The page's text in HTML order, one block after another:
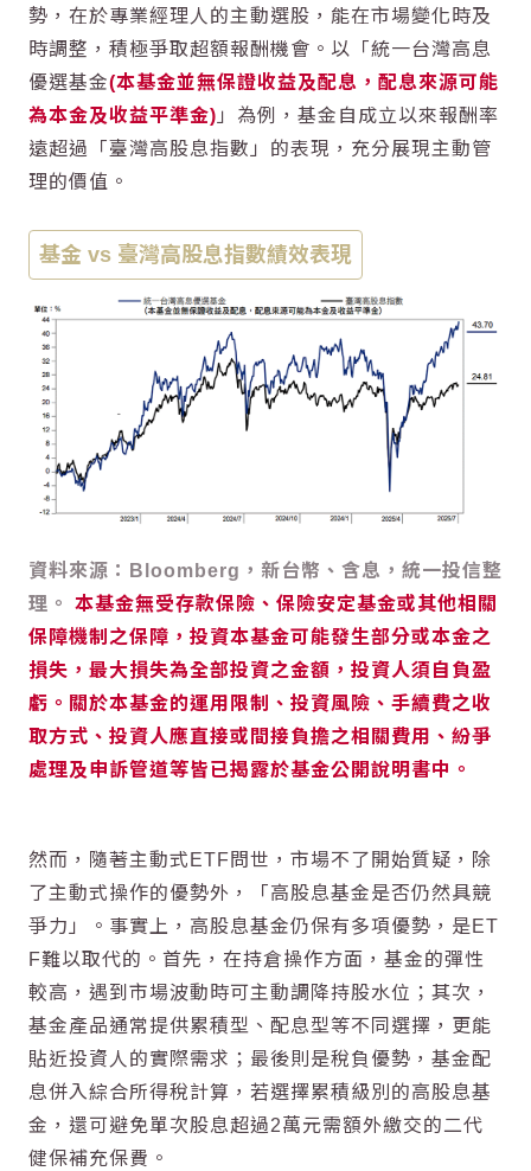
勢，在於專業經理人的主動選股，能在市場變化時及
時調整，積極爭取超額報酬機會。以「統一台灣高息
優選基金(本基金並無保證收益及配息，配息來源可能
為本金及收益平準金) 」為例，基金自成立以來報酬率
遠超過「臺灣高股息指數」的表現，充分展現主動管
理的價值。
基金 vs 臺灣高股息指數績效表現
資料來源：Bloomberg，新台幣、含息，統一投信整
理。 本基金無受存款保險、保險安定基金或其他相關
保障機制之保障，投資本基金可能發生部分或本金之
損失，最大損失為全部投資之金額，投資人須自負盈
虧。關於本基金的運用限制、投資風險、手續費之收
取方式、投資人應直接或間接負擔之相關費用、紛爭
處理及申訴管道等皆已揭露於基金公開說明書中。
然而，隨著主動式ETF問世，市場不了開始質疑，除
了主動式操作的優勢外，「 高股息基金是否仍然具競
爭力」。事實上， 高股息基金仍保有多項優勢，是ET
F難以取代的。首先，在持倉操作方面，基金的彈性
較高，遇到市場波動時可主動調降持股水位；其次，
基金產品通常提供累積型、配息型等不同選擇，更能
貼近投資人的實際需求；最後則是稅負優勢，基金配
息併入綜合所得稅計算，若選擇累積級別的高股息基
金，還可避免單次股息超過2萬元需額外繳交的二代
健保補充保費。